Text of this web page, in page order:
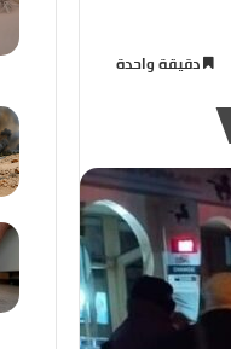
دقيقة واحدة